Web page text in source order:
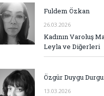
Fuldem Özkan
26.03.2026
Kadının Varoluş
Leyla ve Diğerleri
Özgür Duygu
13.03.2026